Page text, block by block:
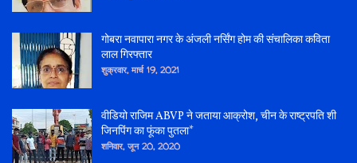
गोबरा नवापारा नगर के अंजली नर्सिंग होम की संचालिका कविता
लाल गिरफ्तार
शुक्रवार, मार्च 19, 2021
वीडियो राजिम ABVP ने जताया आक्रोश, चीन के राष्ट्रपति शी
जिनपिंग का फूंका पुतला*
शनिवार, जून 20, 2020